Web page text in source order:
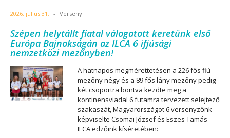
2026. július 31. - Verseny
Szépen helytállt fiatal válogatott keretünk első
Európa Bajnokságán az ILCA 6 ifjúsági
nemzetközi mezőnyben!
A hatnapos megmérettetésen a 226 fős fiú
mezőny négy és a 89 fős lány mezőny pedig
két csoportra bontva kezdte meg a
kontinensviadal 6 futamra tervezett selejtező
szakaszát, Magyarországot 6 versenyzőnk
képviselte Csomai József és Eszes Tamás
ILCA edzőink kíséretében: